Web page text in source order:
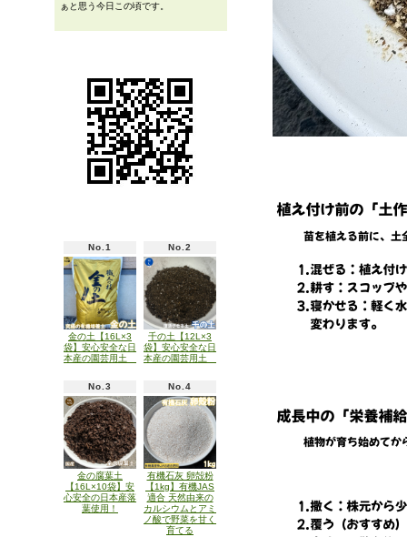
ぁと思う今日この頃です。
No.1
金の土【16L×3
袋】安心安全な日
本産の園芸用土
No.2
千の土【12L×3
袋】安心安全な日
本産の園芸用土
No.3
金の腐葉土
【16L×10袋】安
心安全の日本産落
葉使用！
No.4
有機石灰 卵殻粉
【1kg】有機JAS
適合 天然由来の
カルシウムとアミ
ノ酸で野菜を甘く
育てる